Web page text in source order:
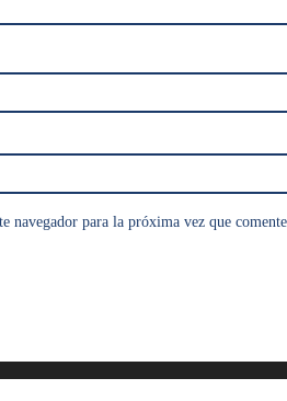
navegador para la próxima vez que